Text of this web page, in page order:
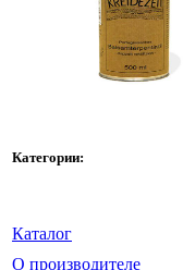
Категории:
Каталог
О производителе